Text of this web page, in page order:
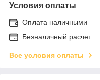
Условия оплаты
Оплата наличными
Безналичный расчет
Все условия оплаты